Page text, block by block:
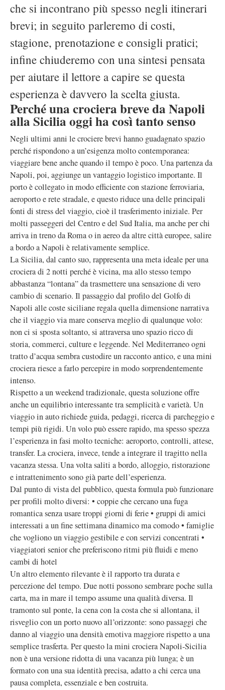
che si incontrano più spesso negli itinerari
brevi; in seguito parleremo di costi,
stagione, prenotazione e consigli pratici;
infine chiuderemo con una sintesi pensata
per aiutare il lettore a capire se questa
esperienza è davvero la scelta giusta.
Perché una crociera breve da Napoli
alla Sicilia oggi ha così tanto senso
Negli ultimi anni le crociere brevi hanno guadagnato spazio
perché rispondono a un’esigenza molto contemporanea:
viaggiare bene anche quando il tempo è poco. Una partenza da
Napoli, poi, aggiunge un vantaggio logistico importante. Il
porto è collegato in modo efficiente con stazione ferroviaria,
aeroporto e rete stradale, e questo riduce una delle principali
fonti di stress del viaggio, cioè il trasferimento iniziale. Per
molti passeggeri del Centro e del Sud Italia, ma anche per chi
arriva in treno da Roma o in aereo da altre città europee, salire
a bordo a Napoli è relativamente semplice.
La Sicilia, dal canto suo, rappresenta una meta ideale per una
crociera di 2 notti perché è vicina, ma allo stesso tempo
abbastanza “lontana” da trasmettere una sensazione di vero
cambio di scenario. Il passaggio dal profilo del Golfo di
Napoli alle coste siciliane regala quella dimensione narrativa
che il viaggio via mare conserva meglio di qualunque volo:
non ci si sposta soltanto, si attraversa uno spazio ricco di
storia, commerci, culture e leggende. Nel Mediterraneo ogni
tratto d’acqua sembra custodire un racconto antico, e una mini
crociera riesce a farlo percepire in modo sorprendentemente
intenso.
Rispetto a un weekend tradizionale, questa soluzione offre
anche un equilibrio interessante tra semplicità e varietà. Un
viaggio in auto richiede guida, pedaggi, ricerca di parcheggio e
tempi più rigidi. Un volo può essere rapido, ma spesso spezza
l’esperienza in fasi molto tecniche: aeroporto, controlli, attese,
transfer. La crociera, invece, tende a integrare il tragitto nella
vacanza stessa. Una volta saliti a bordo, alloggio, ristorazione
e intrattenimento sono già parte dell’esperienza.
Dal punto di vista del pubblico, questa formula può funzionare
per profili molto diversi: • coppie che cercano una fuga
romantica senza usare troppi giorni di ferie • gruppi di amici
interessati a un fine settimana dinamico ma comodo • famiglie
che vogliono un viaggio gestibile e con servizi concentrati •
viaggiatori senior che preferiscono ritmi più fluidi e meno
cambi di hotel
Un altro elemento rilevante è il rapporto tra durata e
percezione del tempo. Due notti possono sembrare poche sulla
carta, ma in mare il tempo assume una qualità diversa. Il
tramonto sul ponte, la cena con la costa che si allontana, il
risveglio con un porto nuovo all’orizzonte: sono passaggi che
danno al viaggio una densità emotiva maggiore rispetto a una
semplice trasferta. Per questo la mini crociera Napoli-Sicilia
non è una versione ridotta di una vacanza più lunga; è un
formato con una sua identità precisa, adatto a chi cerca una
pausa completa, essenziale e ben costruita.